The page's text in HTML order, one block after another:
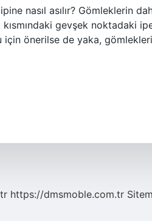
nasıl asılır? Gömleklerin
gevşek noktadaki
için önerilse de yaka,
https://dmsmoble.com.tr